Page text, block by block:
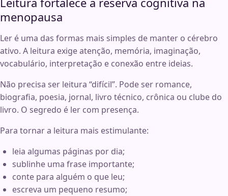
menopausa
Ler é uma das formas mais simples de manter o cérebro
ativo. A leitura exige atenção, memória, imaginação,
vocabulário, interpretação e conexão entre ideias.
Não precisa ser leitura “difícil”. Pode ser romance,
biografia, poesia, jornal, livro técnico, crônica ou clube do
livro. O segredo é ler com presença.
Para tornar a leitura mais estimulante:
leia algumas páginas por dia;
sublinhe uma frase importante;
conte para alguém o que leu;
escreva um pequeno resumo;